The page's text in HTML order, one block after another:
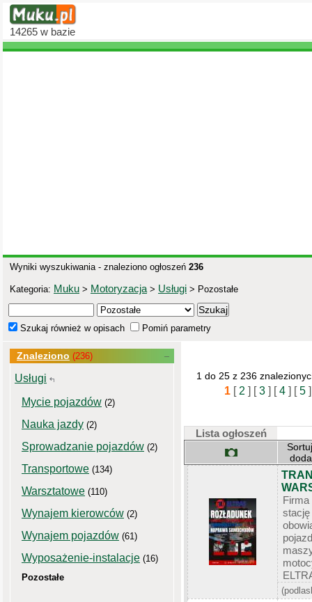
14265 w bazie
Wyniki wyszukiwania - znaleziono ogłoszeń 236
Kategoria: Muku > Motoryzacja> Usługi > Pozostałe
Szukaj również w opisach Pomiń parametry
Znaleziono (236)
Usługi
Mycie pojazdów (2)
Nauka jazdy (2)
Sprowadzanie pojazdów (2)
Transportowe (134)
Warsztatowe (110)
Wynajem kierowców (2)
Wynajem pojazdów (61)
Wyposażenie-instalacje (16)
Pozostałe
1 do 25 z 236
1[ 2 ] [3] [4] [5]
Lista ogłoszeń